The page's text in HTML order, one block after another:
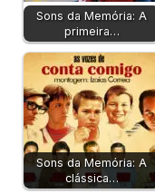
Sons da Memória: A
primeira…
Sons da Memória: A
clássica…